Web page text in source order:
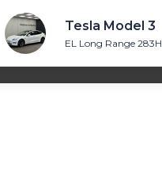
Kontakt
Tesla Model 3
EL Long Range